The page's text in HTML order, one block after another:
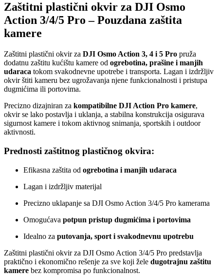
Zaštitni plastični okvir za DJI Osmo
Action 3/4/5 Pro – Pouzdana zaštita
kamere
Zaštitni plastični okvir za DJI Osmo Action 3, 4 i 5 Pro pruža
dodatnu zaštitu kućištu kamere od ogrebotina, prašine i manjih
udaraca tokom svakodnevne upotrebe i transporta. Lagan i izdržljiv
okvir štiti kameru bez ugrožavanja njene funkcionalnosti i pristupa
dugmićima ili portovima.
Precizno dizajniran za kompatibilne DJI Action Pro kamere,
okvir se lako postavlja i uklanja, a stabilna konstrukcija osigurava
sigurnost kamere i tokom aktivnog snimanja, sportskih i outdoor
aktivnosti.
Prednosti zaštitnog plastičnog okvira:
Efikasna zaštita od ogrebotina i manjih udaraca
Lagan i izdržljiv materijal
Precizno uklapanje sa DJI Osmo Action 3/4/5 Pro kamerama
Omogućava potpun pristup dugmićima i portovima
Idealno za putovanja, sport i svakodnevnu upotrebu
Zaštitni plastični okvir za DJI Osmo Action 3/4/5 Pro predstavlja
praktično i ekonomično rešenje za sve koji žele dugotrajnu zaštitu
kamere bez kompromisa po funkcionalnost.